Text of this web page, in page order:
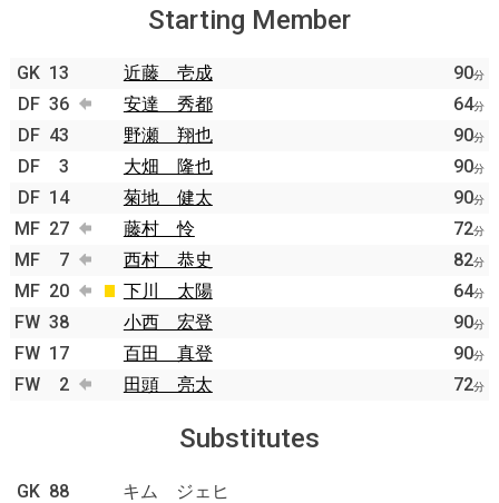
Starting Member
GK 13 近藤 壱成 90分
DF 36 安達 秀都 64分
DF 43 野瀬 翔也 90分
DF 3 大畑 隆也 90分
DF 14 菊地 健太 90分
MF 27 藤村 怜 72分
MF 7 西村 恭史 82分
MF 20 下川 太陽 64分
FW 38 小西 宏登 90分
FW 17 百田 真登 90分
FW 2 田頭 亮太 72分
Substitutes
GK 88
キム ジェヒ